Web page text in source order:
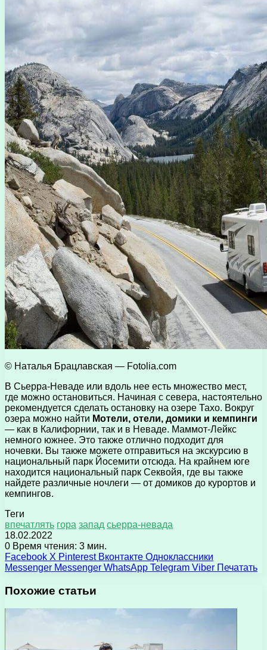
© Наталья Брацлавская — Fotolia.com
В Сьерра-Неваде или вдоль нее есть множество мест,
где можно остановиться. Начиная с севера, настоятельно
рекомендуется сделать остановку на озере Тахо. Вокруг
озера можно найти Мотели, отели, домики и кемпинги
— как в Калифорнии, так и в Неваде. Маммот-Лейкс
немного южнее. Это также отлично подходит для
ночевки. Вы также можете отправиться на экскурсию в
национальный парк Йосемити отсюда. На крайнем юге
находится национальный парк Секвойя, где вы также
найдете различные ночлеги — от домиков до курортов и
кемпингов.
Теги
впечатлять гора запад сьерра-невада
18.02.2022
0 Время чтения: 3 мин.
Facebook X Pinterest Вконтакте Одноклассники
Messenger Messenger WhatsApp Telegram Viber Печатать
Похожие статьи